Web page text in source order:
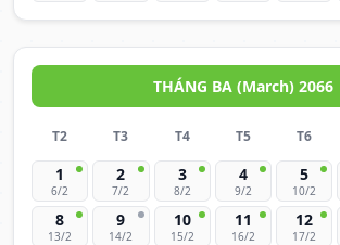
THÁNG BA (March) 2066
T2 T3 T4 T5 T6
1
6/2
2
7/2
3
8/2
4
9/2
5
10/2
8
13/2
9
14/2
10
15/2
11
16/2
12
17/2